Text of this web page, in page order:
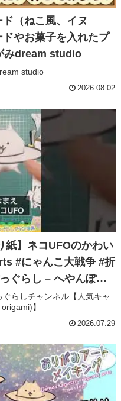
（ねこ風、イヌ
やお菓子を入れたプ
みdream studio
studio
2026.08.02
紙】ネコUFOのかわい
#にゃんこ大戦争 #折
ぐらし – へやんぽっ
キャラ折り紙
】
らしチャンネル【人気キャ
】
2026.07.29